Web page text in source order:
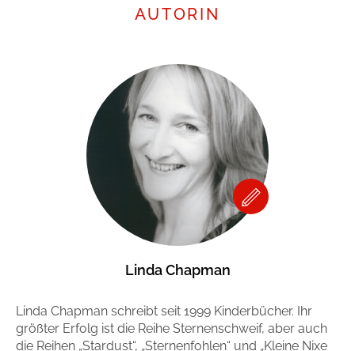
AUTORIN
Linda Chapman
Linda Chapman schreibt seit 1999 Kinderbücher. Ihr
größter Erfolg ist die Reihe Sternenschweif, aber auch
die Reihen „Stardust“, „Sternenfohlen“ und „Kleine Nixe